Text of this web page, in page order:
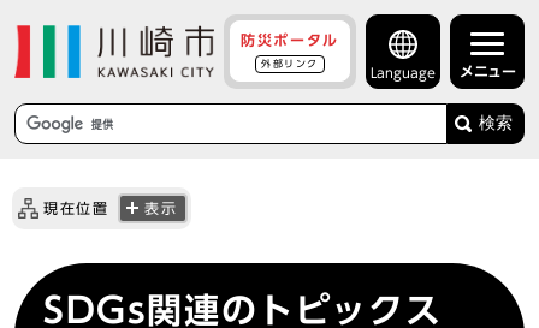
防災ポータル
外部リンク
Language メニュー
検索
現在位置 表示
SDGs関連のトピックス